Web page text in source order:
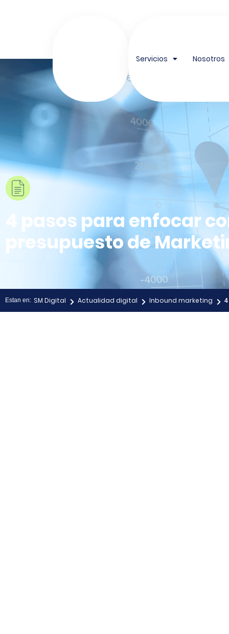
Servicios Nosotros
4 pasos para enfocar
presupuesto de
Estan en: SM Digital Actualidad digital Inbound marketing